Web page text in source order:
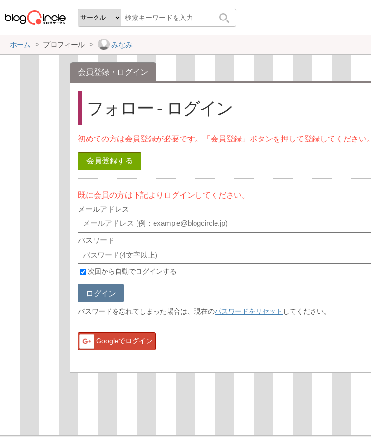
ホーム プロフィール みなみ
会員登録・ログイン
フォロー - ログイン
初めての方は会員登録が必要です。「会員登録」ボタンを押して登録してください。
会員登録する
既に会員の方は下記よりログインしてください。
メールアドレス
パスワード
次回から自動でログインする
ログイン
パスワードを忘れてしまった場合は、現在のパスワードをリセット してください。
Googleでログイン